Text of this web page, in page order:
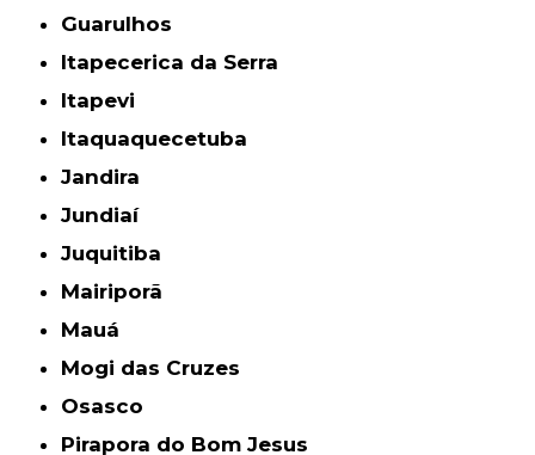
Guarulhos
Itapecerica da Serra
Itapevi
Itaquaquecetuba
Jandira
Jundiaí
Juquitiba
Mairiporã
Mauá
Mogi das Cruzes
Osasco
Pirapora do Bom Jesus